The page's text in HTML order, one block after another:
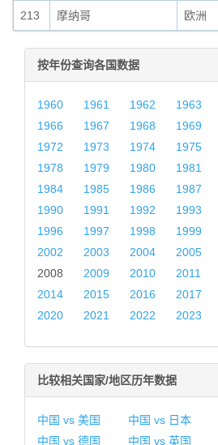
213 摩纳哥 欧洲
按年份查询各国数据
1960 1961 1962 1963
1966
1967 1968 1969
1972
1973 1974 1975
1978
1979 1980 1981
1984
1985 1986 1987
1990
1991 1992 1993
1996
1997 1998 1999
2002
2003 2004 2005
2008
2009 2010 2011
2014
2015 2016 2017
2020
2021 2022 2023
比较相关国家/地区历年数据
中国 vs 美国 中国 vs 日本
中国 vs 德国
中国 vs 英国